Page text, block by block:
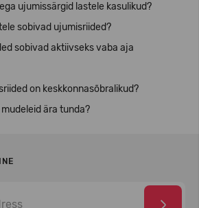
ujumissärgid lastele kasulikud?
sobivad ujumisriided?
sobivad aktiivseks vaba aja
on keskkonnasõbralikud?
ära tunda?